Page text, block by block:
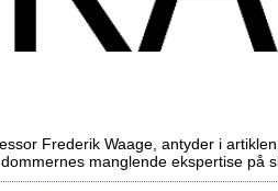
Frederik Waage, antyder i
manglende ekspertise på